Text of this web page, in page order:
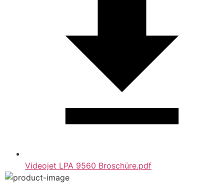
Videojet LPA 9560 Broschüre.pdf